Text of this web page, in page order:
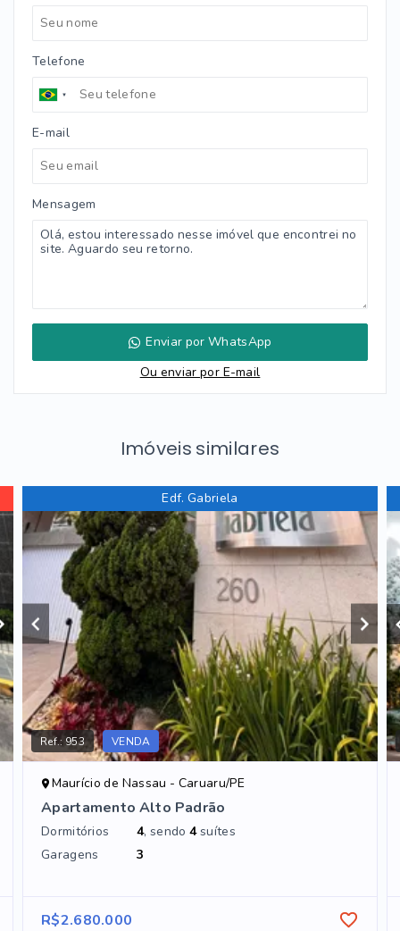
Telefone
E-mail
Mensagem
Enviar por WhatsApp
Ou enviar por E-mail
Imóveis similares
Edf. Gabriela
Ref.: 953 VENDA
Maurício de Nassau - Caruaru/PE
Apartamento Alto Padrão
Dormitórios 4, sendo4suítes
Garagens
3
R$2.680.000